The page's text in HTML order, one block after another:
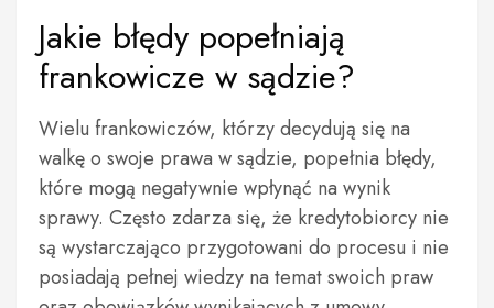
Jakie błędy popełniają
frankowicze w sądzie?
Wielu frankowiczów, którzy decydują się na
walkę o swoje prawa w sądzie, popełnia błędy,
które mogą negatywnie wpłynąć na wynik
sprawy. Często zdarza się, że kredytobiorcy nie
są wystarczająco przygotowani do procesu i nie
posiadają pełnej wiedzy na temat swoich praw